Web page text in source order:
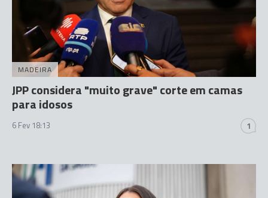
MADEIRA
JPP considera "muito grave" corte em camas
para idosos
6 Fev 18:13 1